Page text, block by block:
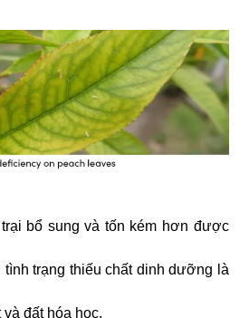
bổ sung và tốn kém hơn được
trạng thiếu chất dinh dưỡng là
đất hóa học.